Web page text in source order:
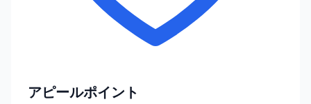
アピールポイント